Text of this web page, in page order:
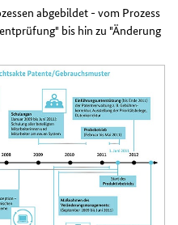
abgebildet - vom Prozess
bis hin zu "Änderung